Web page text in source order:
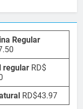
Regular
regular RD$
RD$43.97